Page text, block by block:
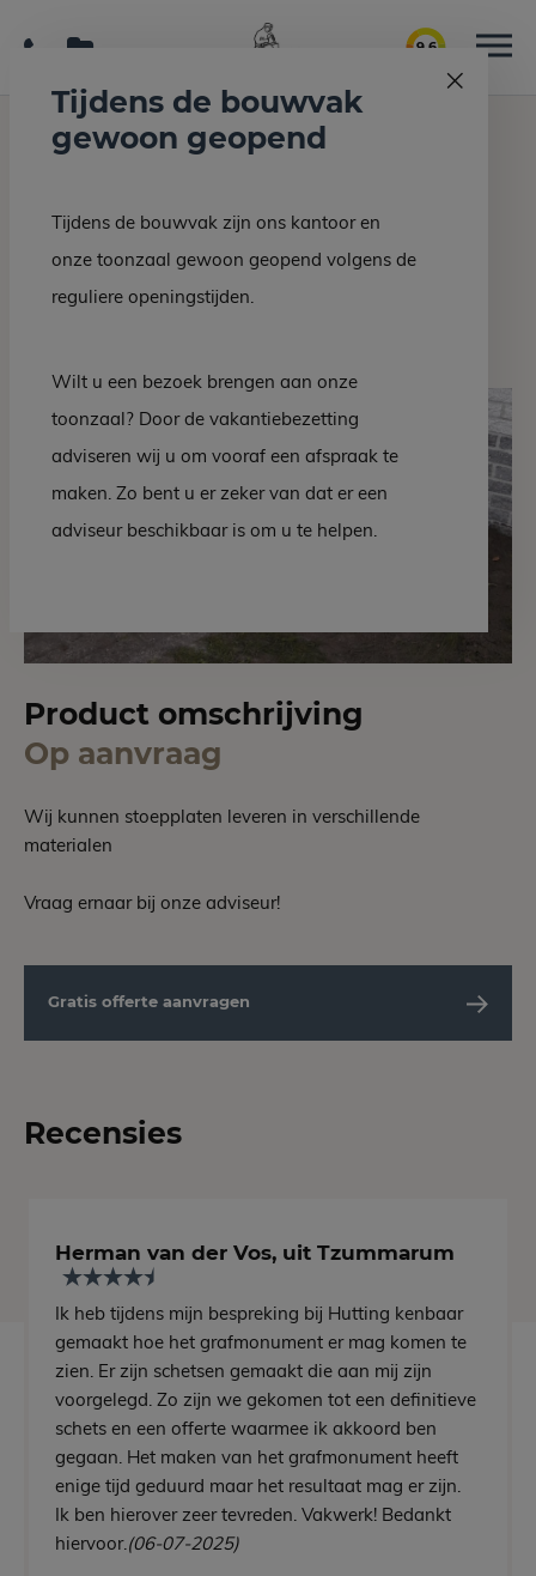
9.6
Home Interieur/bouw Opstap voordeur natuursteen
Opstap voordeur
Product omschrijving
Op aanvraag
Wij kunnen stoepplaten leveren in verschillende
materialen
Vraag ernaar bij onze adviseur!
Gratis offerte aanvragen
Recensies
Herman van der Vos, uit Tzummarum
Ik heb tijdens mijn bespreking bij Hutting kenbaar
gemaakt hoe het grafmonument er mag komen te
zien. Er zijn schetsen gemaakt die aan mij zijn
voorgelegd. Zo zijn we gekomen tot een definitieve
schets en een offerte waarmee ik akkoord ben
gegaan. Het maken van het grafmonument heeft
enige tijd geduurd maar het resultaat mag er zijn.
Ik ben hierover zeer tevreden. Vakwerk! Bedankt
hiervoor. (06-07-2025)
Tijdens de bouwvak
gewoon geopend
Tijdens de bouwvak zijn ons kantoor en
onze toonzaal gewoon geopend volgens de
reguliere openingstijden.
Wilt u een bezoek brengen aan onze
toonzaal? Door de vakantiebezetting
adviseren wij u om vooraf een afspraak te
maken. Zo bent u er zeker van dat er een
adviseur beschikbaar is om u te helpen.